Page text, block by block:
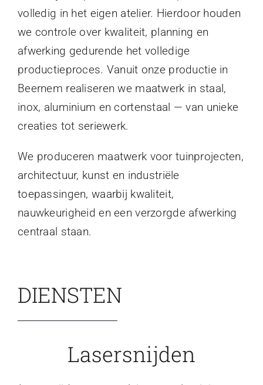
volledig in het eigen atelier. Hierdoor houden
we controle over kwaliteit, planning en
afwerking gedurende het volledige
productieproces. Vanuit onze productie in
Beernem realiseren we maatwerk in staal,
inox, aluminium en cortenstaal — van unieke
creaties tot seriewerk.
We produceren maatwerk voor tuinprojecten,
architectuur, kunst en industriële
toepassingen, waarbij kwaliteit,
nauwkeurigheid en een verzorgde afwerking
centraal staan.
DIENSTEN
Lasersnijden